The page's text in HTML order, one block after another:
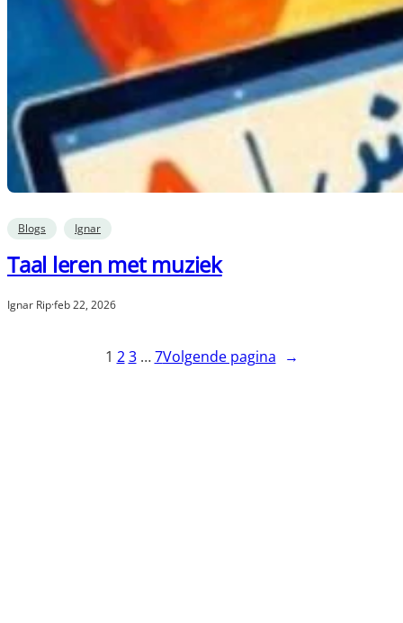
Blogs Ignar
Taal leren met muziek
Ignar Rip·feb 22, 2026
1 2 3 … 7Volgende pagina →